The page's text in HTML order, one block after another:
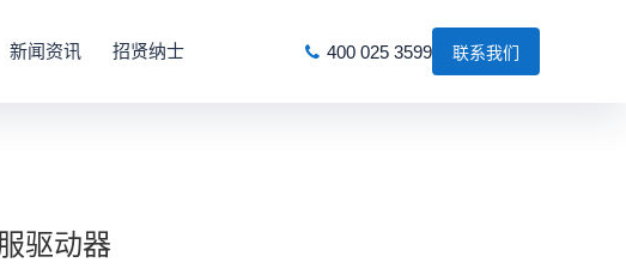
新闻资讯 招贤纳士 400 025 3599 联系我们
驱动器